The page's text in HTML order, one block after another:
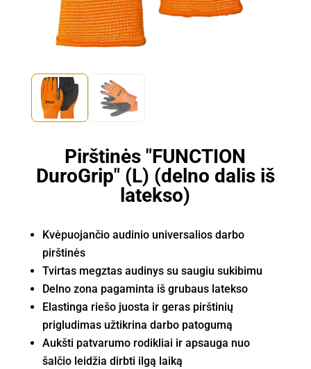
Pirštinės "FUNCTION
DuroGrip" (L) (delno dalis iš
latekso)
Kvėpuojančio audinio universalios darbo
pirštinės
Tvirtas megztas audinys su saugiu sukibimu
Delno zona pagaminta iš grubaus latekso
Elastinga riešo juosta ir geras pirštinių
prigludimas užtikrina darbo patogumą
Aukšti patvarumo rodikliai ir apsauga nuo
šalčio leidžia dirbti ilgą laiką